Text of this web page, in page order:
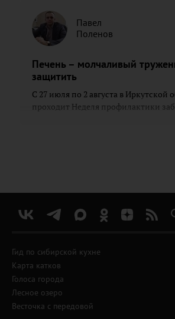
Павел
Поленов
Печень – молчаливый
защитить
С 27 июля по 2 августа в Иркутской
проходит Неделя профилактики
Гид по сибирской кухне
Карта катков
Голоса города
Лесное озеро
Весточка с передовой